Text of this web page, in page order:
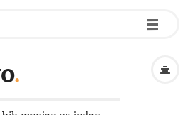
-
-
-
.